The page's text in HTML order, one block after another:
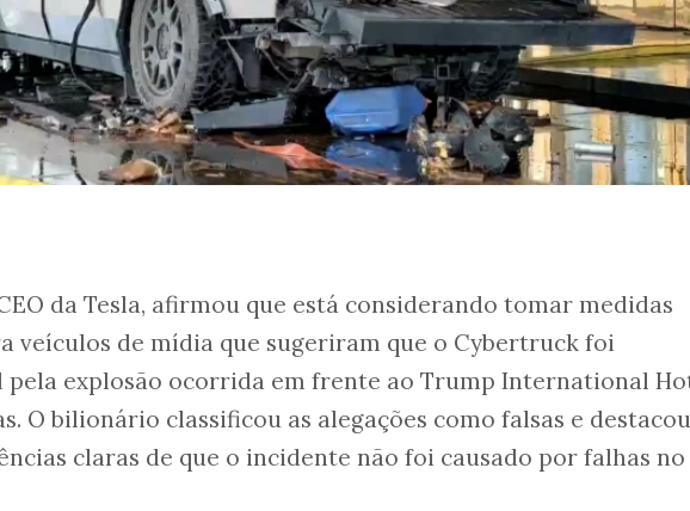
da Tesla, afirmou que está considerando tomar medidas
veículos de mídia que sugeriram que o Cybertruck foi
pela explosão ocorrida em frente ao Trump International
O bilionário classificou as alegações como falsas e destacou
claras de que o incidente não foi causado por falhas no